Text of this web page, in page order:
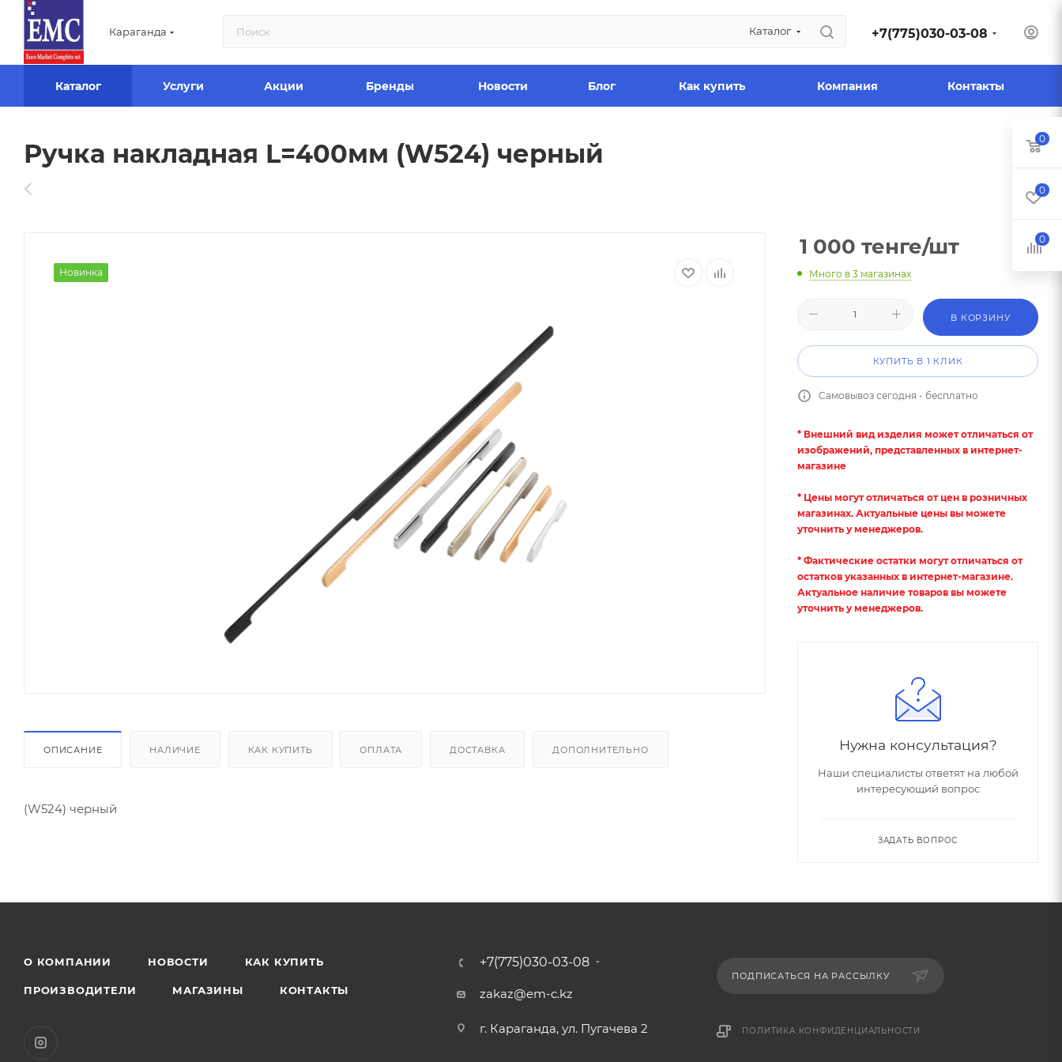
Караганда Каталог +7(775)030-03-08
Каталог Услуги Акции Бренды Новости Блог Как купить Компания Контакты
Ручка накладная L=400мм (W524) черный
Новинка
ОПИСАНИЕ НАЛИЧИЕ КАК КУПИТЬ ОПЛАТА ДОСТАВКА ДОПОЛНИТЕЛЬНО
(W524) черный
1 000 тенге/шт
Много в 3 магазинах
В КОРЗИНУ
КУПИТЬ В 1 КЛИК
Самовывоз сегодня - бесплатно
* Внешний вид изделия может отличаться от
изображений, представленных в интернет-
магазине
* Цены могут отличаться от цен в розничных
магазинах. Актуальные цены вы можете
уточнить у менеджеров.
* Фактические остатки могут отличаться от
остатков указанных в интернет-магазине.
Актуальное наличие товаров вы можете
уточнить у менеджеров.
Нужна консультация?
Наши специалисты ответят на любой
интересующий вопрос
ЗАДАТЬ ВОПРОС
О КОМПАНИИ НОВОСТИ КАК КУПИТЬ
ПРОИЗВОДИТЕЛИ МАГАЗИНЫ КОНТАКТЫ
+7(775)030-03-08
zakaz@em-c.kz
г. Караганда, ул. Пугачева 2
ПОДПИСАТЬСЯ НА РАССЫЛКУ
ПОЛИТИКА КОНФИДЕНЦИАЛЬНОСТИ
0
0
0